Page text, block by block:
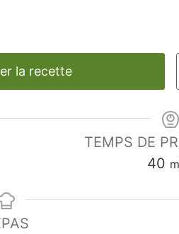
la recette
TEMPS DE
40